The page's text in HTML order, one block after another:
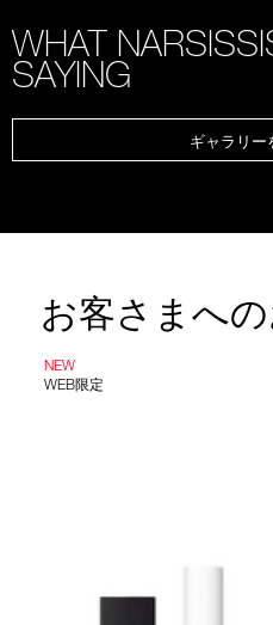
WHAT
SAYING
ギャラリー
お客さまへ
NEW
WEB限定